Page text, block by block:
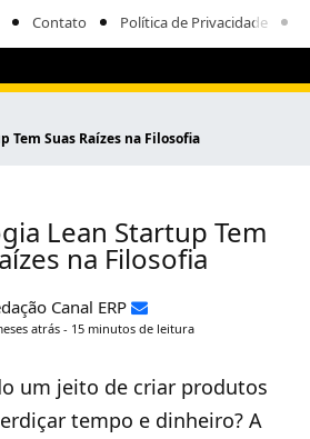
Contato Política de Privacidade
Tem Suas Raízes na Filosofia
Lean Startup Tem
na Filosofia
Canal ERP
atrás - 15 minutos de leitura
um jeito de criar produtos
tempo e dinheiro? A